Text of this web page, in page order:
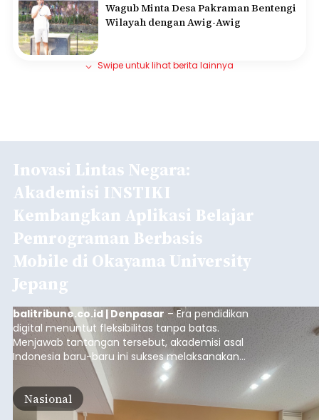
Wagub Minta Desa Pakraman Bentengi
Wilayah dengan Awig-Awig
Swipe untuk lihat berita lainnya
Inovasi Lintas Negara:
Akademisi INSTIKI
Kembangkan Aplikasi Belajar
Pemrograman Berbasis
Mobile di Okayama University
Jepang
balitribune.co.id | Denpasar – Era pendidikan
digital menuntut fleksibilitas tanpa batas.
Menjawab tantangan tersebut, akademisi asal
Indonesia baru-baru ini sukses melaksanakan
program Pengabdian Kepada Masyarakat (PKM)
skala internasional di Distributed Systems
Laboratory, Okayama University, Jepang.
Nasional